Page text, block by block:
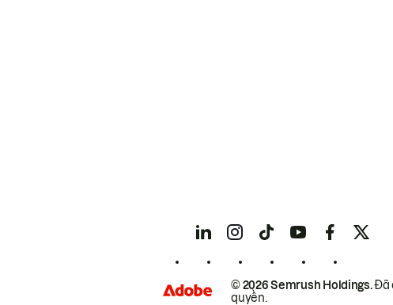
© 2026 Semrush Holdings.Đã
quyền.